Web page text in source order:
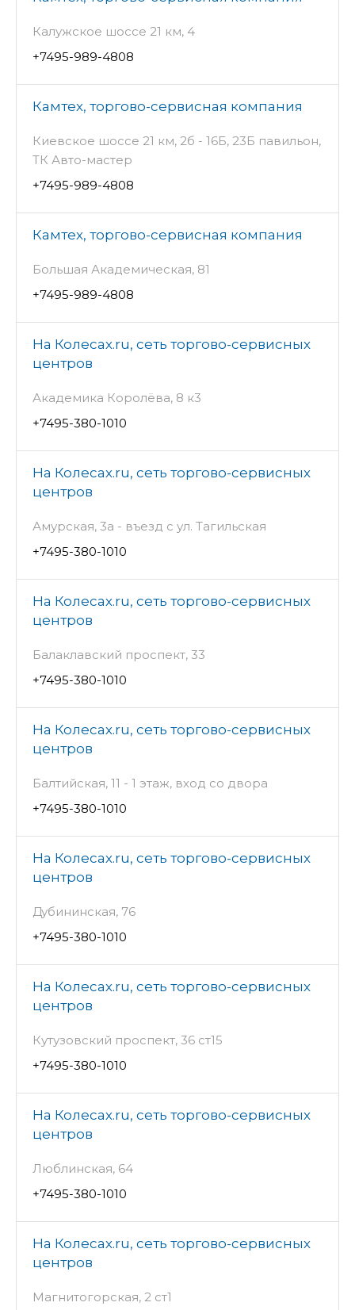
Калужское шоссе 21 км, 4
+7495-989-4808
Камтех, торгово-сервисная компания
Киевское шоссе 21 км, 2б - 16Б, 23Б павильон,
ТК Авто-мастер
+7495-989-4808
Камтех, торгово-сервисная компания
Большая Академическая, 81
+7495-989-4808
На Колесах.ru, сеть торгово-сервисных
центров
Академика Королёва, 8 к3
+7495-380-1010
На Колесах.ru, сеть торгово-сервисных
центров
Амурская, 3а - въезд с ул. Тагильская
+7495-380-1010
На Колесах.ru, сеть торгово-сервисных
центров
Балаклавский проспект, 33
+7495-380-1010
На Колесах.ru, сеть торгово-сервисных
центров
Балтийская, 11 - 1 этаж, вход со двора
+7495-380-1010
На Колесах.ru, сеть торгово-сервисных
центров
Дубининская, 76
+7495-380-1010
На Колесах.ru, сеть торгово-сервисных
центров
Кутузовский проспект, 36 ст15
+7495-380-1010
На Колесах.ru, сеть торгово-сервисных
центров
Люблинская, 64
+7495-380-1010
На Колесах.ru, сеть торгово-сервисных
центров
Магнитогорская, 2 ст1